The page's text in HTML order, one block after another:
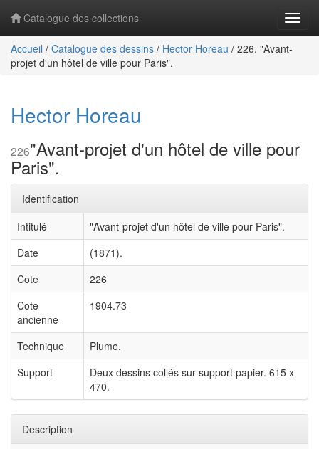
Catalogue des collections
Accueil / Catalogue des dessins / Hector Horeau / 226. "Avant-
projet d'un hôtel de ville pour Paris".
Hector Horeau
226"Avant-projet d'un hôtel de ville pour
Paris".
Identification
Intitulé
"Avant-projet d'un hôtel de ville pour Paris".
Date
(1871).
Cote
226
Cote
ancienne
1904.73
Technique
Plume.
Support
Deux dessins collés sur support papier. 615 x
470.
Description